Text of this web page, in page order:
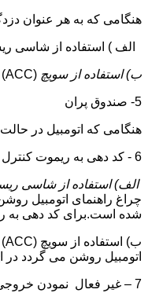
هنگامی كه به هر عنوان
الف ) استفاده از شاسی
ب) استفاده از سويچ (ACC)
5- صندوق پران
هنگامی كه اتومبيل در حالت
6 - كد دهی به ريموت كنترل ( جهت كد دهی به ريموت كنترل دو روش مجزا وجود دارد ) :
الف) استفاده از شاسی
شده است.برای كد دهی به
ب) استفاده از سويچ (ACC)
اتومبيل روشن می گردد در
7 – غير فعال نمودن خروجی ققل كودك